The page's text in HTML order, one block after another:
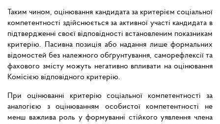
Таким чином, оцінювання кандидата за критерієм соціальної
компетентності здійснюється за активної участі кандидата в
підтвердженні своєї відповідності встановленим показникам
критерію. Пасивна позиція або надання лише формальних
відомостей без належного обґрунтування, саморефлексії та
фахового змісту можуть негативно впливати на оцінювання
Комісією відповідного критерію.
При оцінюванні критерію соціальної компетентності за
аналогією з оцінюванням особистої компетентності не
менш важлива роль у формуванні стійкого уявлення члена